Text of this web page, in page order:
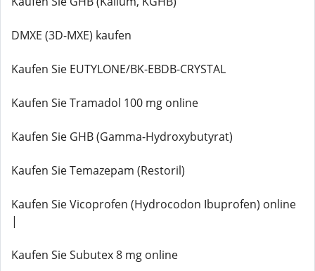
DMXE (3D-MXE) kaufen
Kaufen Sie EUTYLONE/BK-EBDB-CRYSTAL
Kaufen Sie Tramadol 100 mg online
Kaufen Sie GHB (Gamma-Hydroxybutyrat)
Kaufen Sie Temazepam (Restoril)
Kaufen Sie Vicoprofen (Hydrocodon Ibuprofen) online
|
Kaufen Sie Subutex 8 mg online